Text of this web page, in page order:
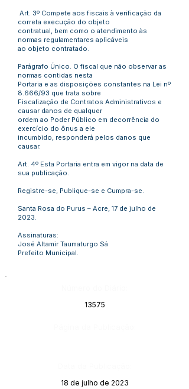
Art. 3º Compete aos fiscais à verificação da
correta execução do objeto
contratual, bem como o atendimento às
normas regulamentares aplicáveis
ao objeto contratado.
Parágrafo Único. O fiscal que não observar as
normas contidas nesta
Portaria e as disposições constantes na Lei nº
8.666/93 que trata sobre
Fiscalização de Contratos Administrativos e
causar danos de qualquer
ordem ao Poder Público em decorrência do
exercício do ônus a ele
incumbido, responderá pelos danos que
causar.
Art. 4º Esta Portaria entra em vigor na data de
sua publicação.
Registre-se, Publique-se e Cumpra-se.
Santa Rosa do Purus – Acre, 17 de julho de
2023.
Assinaturas:
José Altamir Taumaturgo Sá
Prefeito Municipal.
13575
18 de julho de 2023